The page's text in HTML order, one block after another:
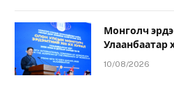
Монголч
Улаанбаатар
10/08/2026